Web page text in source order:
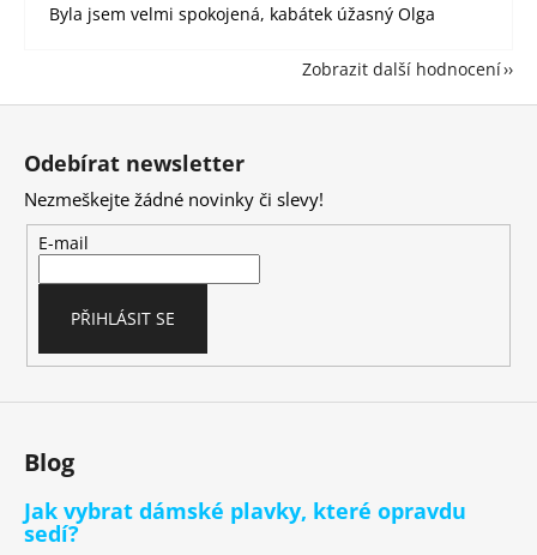
Byla jsem velmi spokojená, kabátek úžasný Olga
Zobrazit další hodnocení
Z
Odebírat newsletter
Nezmeškejte žádné novinky či slevy!
E-mail
PŘIHLÁSIT SE
Blog
Jak vybrat dámské plavky, které opravdu
sedí?